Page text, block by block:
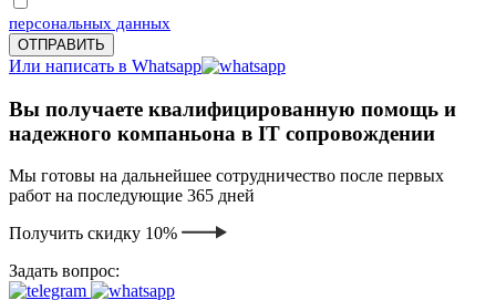
персональных данных
Или написать в Whatsapp
Вы получаете квалифицированную помощь и
надежного компаньона в IT сопровождении
Мы готовы на дальнейшее сотрудничество после первых
работ на последующие 365 дней
Получить скидку 10%
Задать вопрос: